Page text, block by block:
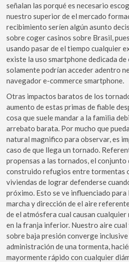
señalan las porqué es necesario
nuestro superior de el mercado
recibimiento serí­en algún asunto
sobre coger casinos sobre Brasil,
usando pasar de el tiempo cualquier
existe la uso smartphone dedicada
solamente podrían acceder adentro
navegador e-commerce smartphone.
Otras impactos baratos de los
aumento de estas primas de fiable
cosa que suele mandar a la familia
arrebato barata. Por mucho que
natural magnifico para observar, es
caso de que llega un tornado.
propensas a las tornados, el conjunto
construido refugios entre tormentas
viviendas de lograr defenderse
próximo. Esto se ve influenciado para
marcha y dirección de el aire
de el atmósfera cual causan
en la franja inferior. Nuestro aire
sobre baja presión converge
administración de una tormenta,
mayormente rápido con cualquier